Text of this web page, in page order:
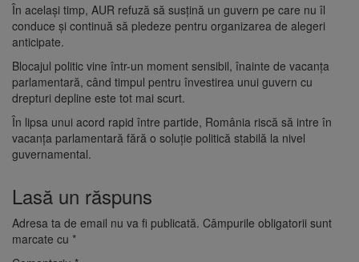
În același timp, AUR refuză să susțină un guvern pe care nu îl
conduce și continuă să pledeze pentru organizarea de alegeri
anticipate.
Blocajul politic vine într-un moment sensibil, înainte de vacanța
parlamentară, când timpul pentru învestirea unui guvern cu
drepturi depline este tot mai scurt.
În lipsa unui acord rapid între partide, România riscă să intre în
vacanța parlamentară fără o soluție politică stabilă la nivel
guvernamental.
Lasă un răspuns
Adresa ta de email nu va fi publicată. Câmpurile obligatorii sunt
marcate cu *